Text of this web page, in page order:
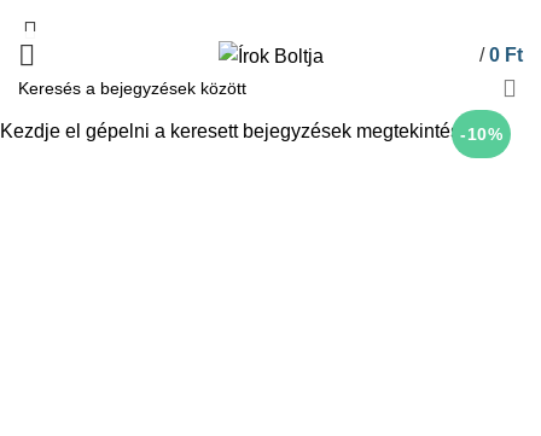
/ 0 Ft
-10%
Kezdje el gépelni a keresett bejegyzések megtekintéséhez.